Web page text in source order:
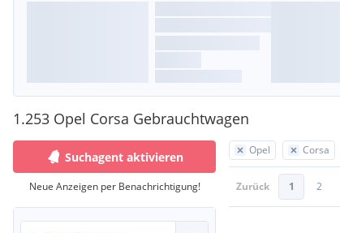
1.253 Opel Corsa Gebrauchtwagen
Opel Corsa
Zurück 1 2
Suchagent aktivieren
Neue Anzeigen per Benachrichtigung!